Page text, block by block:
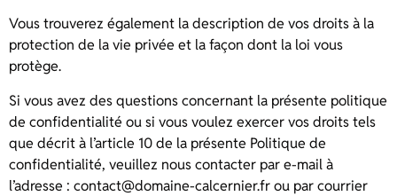
Vous trouverez également la description de vos droits à la
protection de la vie privée et la façon dont la loi vous
protège.
Si vous avez des questions concernant la présente politique
de confidentialité ou si vous voulez exercer vos droits tels
que décrit à l’article 10 de la présente Politique de
confidentialité, veuillez nous contacter par e-mail à
l’adresse : contact@domaine-calcernier.fr ou par courrier